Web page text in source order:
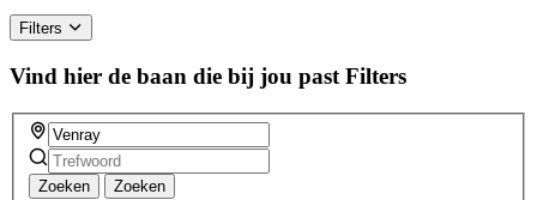
ignore
this
field
Filters
Vind hier de baan die bij jou past Filters
Zoeken Zoeken